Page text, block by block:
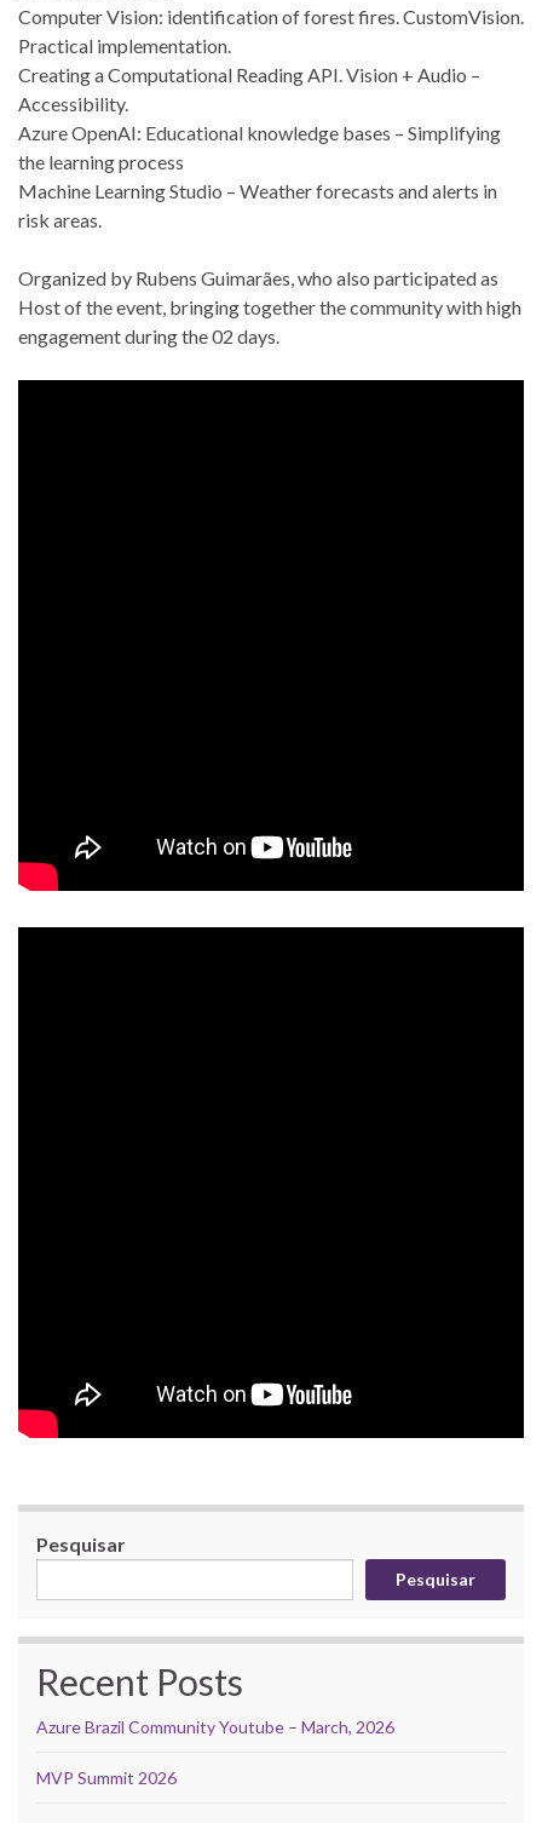
Computer Vision: identification of forest fires. CustomVision.
Practical implementation.
Creating a Computational Reading API. Vision + Audio –
Accessibility.
Azure OpenAI: Educational knowledge bases – Simplifying
the learning process
Machine Learning Studio – Weather forecasts and alerts in
risk areas.
Organized by Rubens Guimarães, who also participated as
Host of the event, bringing together the community with high
engagement during the 02 days.
Pesquisar
Pesquisar
Recent Posts
Azure Brazil Community Youtube – March, 2026
MVP Summit 2026